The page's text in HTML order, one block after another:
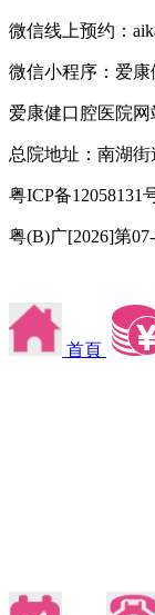
微信线上预约：
微信小程序：爱康
爱康健口腔医院网
总院地址：南湖
粤ICP备12058131
粤(B)广[2026]第
首頁